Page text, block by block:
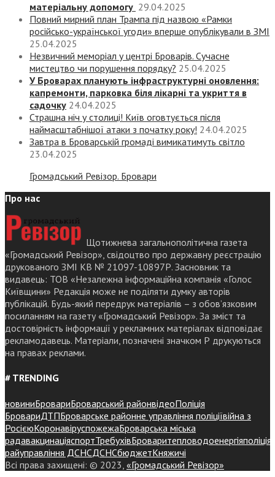
матеріальну допомогу 29.04.2025
Повний мирний план Трампа під назвою «‎Рамки
російсько-української угоди» вперше опублікували в ЗМІ
25.04.2025
Незвичний меморіал у центрі Броварів. Сучасне
мистецтво чи порушення порядку? 25.04.2025
У Броварах планують інфраструктурні оновлення:
капремонти, парковка біля лікарні та укриття в
садочку 24.04.2025
Страшна ніч у столиці! Київ оговтується після
наймасштабнішої атаки з початку року! 24.04.2025
Завтра в Броварській громаді вимикатимуть світло
23.04.2025
Громадський Ревізор. Бровари
Про нас
Щотижнева загальнополітична газета
«Громадський Ревізор», свідоцтво про державну реєстрацію
друкованого ЗМІ КВ № 21097-10897Р. Засновник та
видавець: ТОВ «Незалежна інформаційна компанія «Голос
Київщини» Редакція може не поділяти думку авторів
публікацій. Будь-який передрук матеріалів – з обов’язковим
посиланням на газету «Громадський Ревізор». За зміст та
достовірність інформації у рекламних матеріалах відповідає
рекламодавець. Матеріали, позначені значком Р друкуються
на правах реклами.
# TRENDING
новиниБровариБроварський районвідеоПоліція
БровариДТПБроварське районне управління поліціївійна з
РосієюКоронавіруспожежаБроварська міська
радавакцинаціяспортТребухівБроваритепловодоенергіяполіція
райуправління ДСНСДСНСбюджетКняжичі
Всі права захищені: © 2023, «Громадський Ревізор»